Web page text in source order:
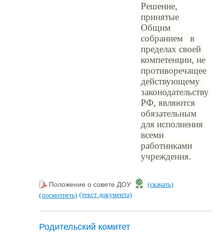
Решение,
принятые
Общим
собранием в
пределах своей
компетенции, не
противоречащее
действующему
законодательству
РФ, являются
обязательным
для исполнения
всеми
работниками
учреждения.
Положение о совете ДОУ
(скачать)
(посмотреть) (текст документа)
Родительский комитет